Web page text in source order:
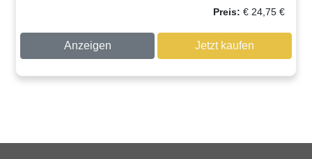
Preis: €24,75€
Anzeigen Jetzt kaufen